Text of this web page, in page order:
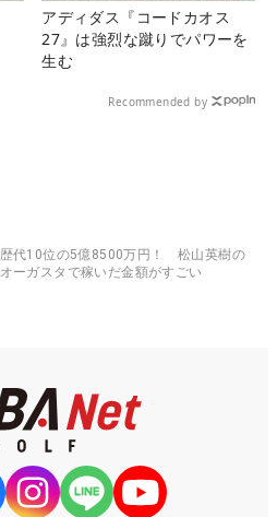
アディダス『コードカオス
27』は強烈な蹴りでパワーを
生む
Recommended by
歴代10位の5億8500万円！ 松山英樹の
オーガスタで稼いだ金額がすごい